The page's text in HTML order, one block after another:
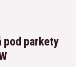
pod parkety